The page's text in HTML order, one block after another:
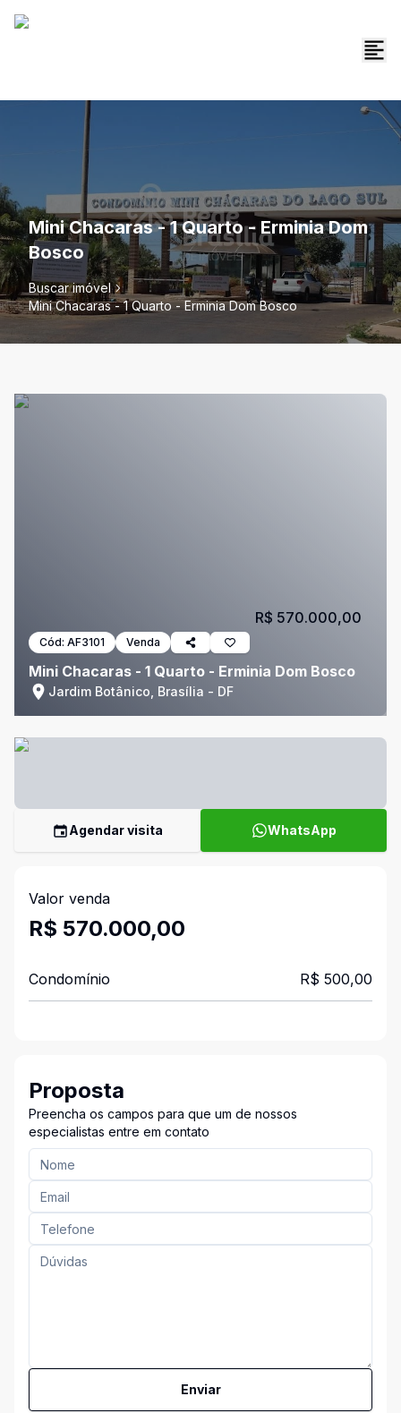
Mini Chacaras - 1 Quarto - Erminia Dom
Bosco
Buscar imóvel
Mini Chacaras - 1 Quarto - Erminia Dom Bosco
Cód: AF3101 Venda
Mini Chacaras - 1 Quarto - Erminia Dom Bosco
Jardim Botânico, Brasília - DF
R$ 570.000,00
Agendar visita WhatsApp
Valor venda
R$ 570.000,00
Condomínio R$ 500,00
Proposta
Preencha os campos para que um de nossos
especialistas entre em contato
Enviar